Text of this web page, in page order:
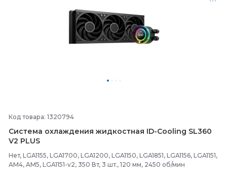
Код товара: 1320794
Система охлаждения жидкостная ID-Cooling SL360
V2 PLUS
Нет, LGA1155, LGA1700, LGA1200, LGA1150, LGA1851, LGA1156, LGA1151,
AM4, AM5, LGA1151-v2, 350 Вт, 3 шт., 120 мм, 2450 об/мин